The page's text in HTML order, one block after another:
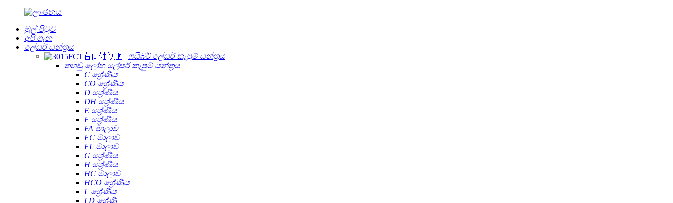
මුල් පිටුව
අපි ගැන
ලේසර් යන්ත්‍රය
ෆයිබර් ලේසර් කැපුම් යන්ත්‍රය
තහඩු ලෝහ ලේසර් කැපුම් යන්ත්‍රය
C ශ්‍රේණිය
CO ශ්‍රේණිය
D ශ්‍රේණිය
DH ශ්‍රේණිය
E ශ්‍රේණිය
F ශ්‍රේණිය
FA මාලාව
FC මාලාව
FL මාලාව
G ශ්‍රේණිය
H ශ්‍රේණිය
HC මාලාව
HCO ශ්‍රේණිය
L ශ්‍රේණිය
LD ශ්‍රේණි